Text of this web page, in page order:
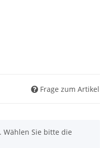
Frage zum Artikel
Wählen Sie bitte die